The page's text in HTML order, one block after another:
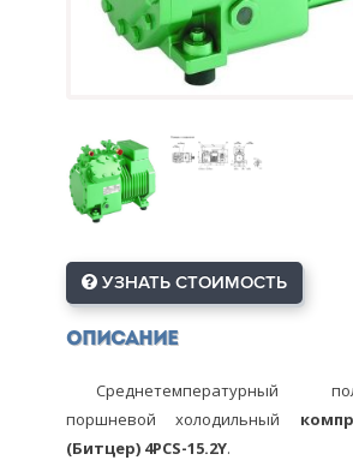
УЗНАТЬ СТОИМОСТЬ
Описание
Среднетемпературный
поршневой холодильный
(Битцер) 4PCS-15.2Y.